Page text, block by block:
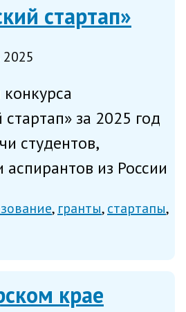
стартап»
стартап» за 2025 год
студентов,
из России
сообщает сайт
четверг. Каждый из
гранты стартапы
крае